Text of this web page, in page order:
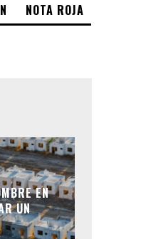
NOTA ROJA
EN
UN